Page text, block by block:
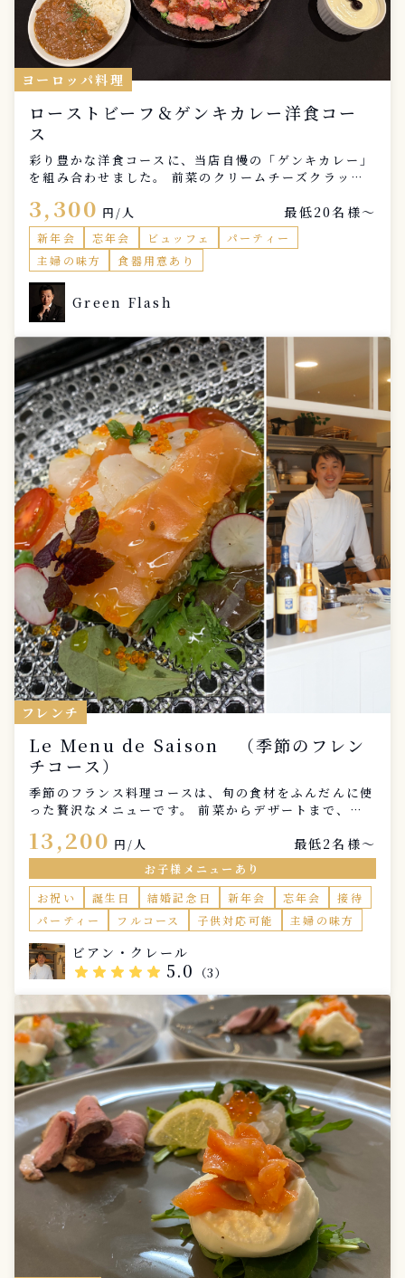
ヨーロッパ料理
ローストビーフ＆ゲンキカレー洋食コー
ス
彩り豊かな洋食コースに、当店自慢の「ゲンキカレー」
を組み合わせました。 前菜のクリームチーズクラッカ
ーフと続き、メインにはスパイス香るゲンキカレーを。
最後は爽やかなレアチーズケーキで締めくくる、満足感
たっぷりの洋食コースです。
3,300 円/人 最低20名様〜
新年会 忘年会 ビュッフェ
パーティー
主婦の味方
食器用意あり
Green Flash
フレンチ
Le Menu de Saison （季節のフレン
チコース）
季節のフランス料理コースは、旬の食材をふんだんに使
った贅沢なメニューです。 前菜からデザートまで、シ
最大限に引き出します。
13,200 円/人 最低2名様〜
お子様メニューあり
お祝い
誕生日 結婚記念日 新年会 忘年会
接待
パーティー
フルコース 子供対応可能 主婦の味方
ビアン・クレール
star star star star star 5.0 （3）